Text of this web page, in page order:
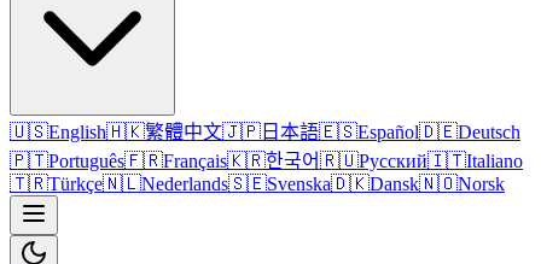
🇺🇸English🇭🇰繁體中文🇯🇵 日本語🇪🇸Español🇩🇪Deutsch
🇵🇹Português🇫🇷Français🇰🇷한국어🇷🇺Русский🇮🇹Italiano
🇹🇷Türkçe🇳🇱Nederlands🇸🇪Svenska🇩🇰Dansk🇳🇴Norsk